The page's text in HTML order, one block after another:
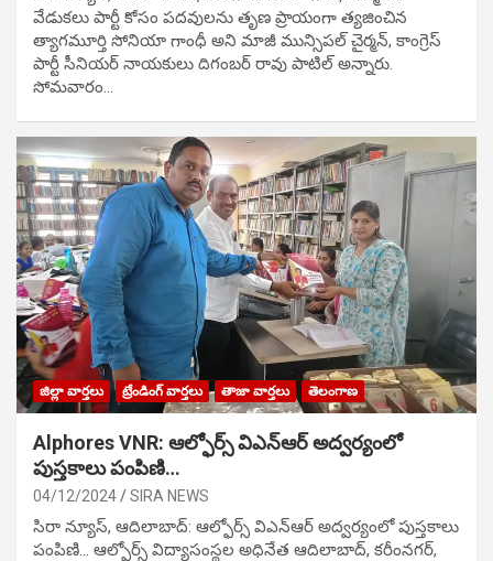
వేడుక‌లు పార్టీ కోసం ప‌ద‌వుల‌ను తృణ ప్రాయంగా త్య‌జించిన
త్యాగమూర్తి సోనియా గాంధీ అని మాజీ మున్సిప‌ల్ చైర్మ‌న్, కాంగ్రెస్
పార్టీ సీనియ‌ర్ నాయ‌కులు దిగంబ‌ర్ రావు పాటిల్ అన్నారు.
సోమవారం…
జిల్లా వార్తలు ట్రేండింగ్ వార్తలు తాజా వార్తలు తెలంగాణ
Alphores VNR: ఆల్ఫోర్స్ విఎన్ఆర్ అద్వర్యంలో
పుస్తకాలు పంపిణి…
04/12/2024 SIRA NEWS
సిరా న్యూస్, ఆదిలాబాద్: ఆల్ఫోర్స్ విఎన్ఆర్ అద్వర్యంలో పుస్తకాలు
పంపిణి… ఆల్ఫోర్స్ విద్యాసంస్థల అధినేత ఆదిలాబాద్, కరీంనగర్,